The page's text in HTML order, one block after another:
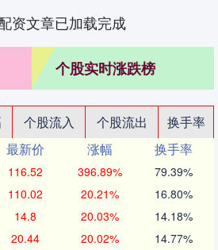
资文章已加载完成
个股实时涨跌榜
个股流入 个股流出
换手率
最新价 涨幅
换手率
116.52 396.89% 79.39%
110.02 20.21% 16.80%
14.8 20.03% 14.18%
20.44 20.02% 14.77%